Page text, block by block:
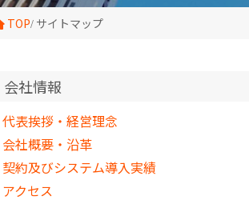
TOP サイトマップ
会社情報
代表挨拶・経営理念
会社概要・沿革
契約及びシステム導入実績
アクセス